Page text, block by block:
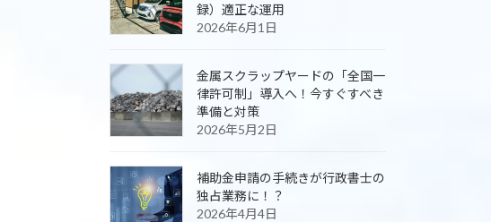
録）適正な運用
2026年6月1日
金属スクラップヤードの「全国一
律許可制」導入へ！今すぐすべき
準備と対策
2026年5月2日
補助金申請の手続きが行政書士の
独占業務に！？
2026年4月4日